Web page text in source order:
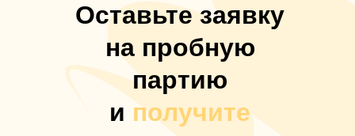
Оставьте заявку
на пробную
партию
и получите